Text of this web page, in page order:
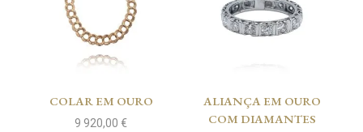
COLAR EM OURO
9 920,00 €
ALIANÇA EM OURO
COM DIAMANTES